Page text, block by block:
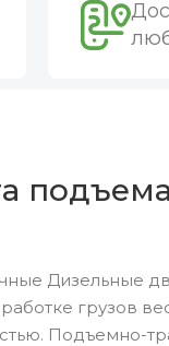
Дизельные
грузов
Подъемно-